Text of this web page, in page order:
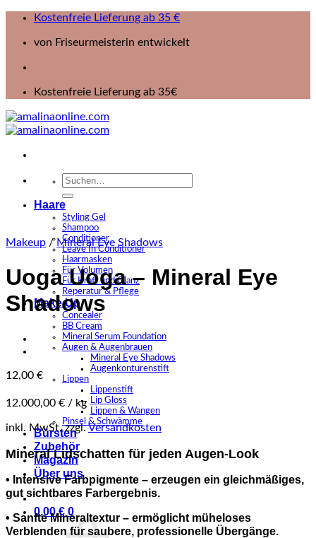
Zum
springen
Kostenfreie Lieferung ab 35 €
von Friseurmeisterin entwickelt
Kostenfreie Lieferung ab 35€
Suchen
nach:
Haare
Styling Gel
Shampoo
Conditioner
Leave In Conditioner
Haarmasken
Für Volumen
Für Kraft und Glanz
Reperatur & Pflege
Make Up
Concealer
BB Cream
Mineral Serum Foundation
Augen & Augenbrauen
Mineral Eye Shadows
Augenkonturenstift
Lippen
Lippenstift
Lip Gloss
Lippen & Wangen
Pinsel & Schwämme
Bürsten
Zubehör
Magazin
Über uns
0,00€ 0
Makeup / Mineral Eye Shadows
Uoga Uoga – Mineral Eye
Shadows
12,00 €
12.000,00 € / kg
inkl. MwSt. zzgl.Versandkosten
Mineral Lidschatten für jeden Augen-Look
• Intensive Farbpigmente – erzeugen ein gleichmäßiges,
gut sichtbares Farbergebnis.
• Sanfte Mineraltextur – ermöglicht müheloses
Verblenden für saubere, professionelle Übergänge.